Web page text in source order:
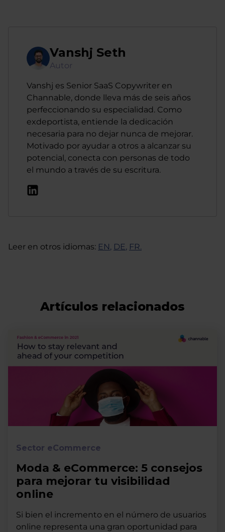
Vanshj Seth
Autor
Vanshj es Senior SaaS Copywriter en
Channable, donde lleva más de seis años
perfeccionando su especialidad. Como
exdeportista, entiende la dedicación
necesaria para no dejar nunca de mejorar.
Motivado por ayudar a otros a alcanzar su
potencial, conecta con personas de todo
el mundo a través de su escritura.
Leer en otros idiomas: EN, DE, FR.
Artículos relacionados
Sector eCommerce
Moda & eCommerce: 5 consejos
para mejorar tu visibilidad
online
Si bien el incremento en el número de usuarios
online representa una gran oportunidad para